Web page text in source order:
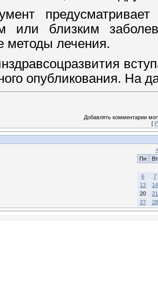
или близким
методы лечения.
опубликования. На
Добавлять комментарии
[
«
Пн
Вт
6
7
13
14
20
21
27
28